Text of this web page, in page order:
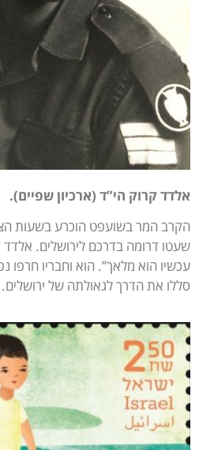
אלדד קרוק הי”ד (ארכיון שפיים).
הקרב המר בשועפט הוכרע בשעות
שעטו דרומה בדרכם לירושלים.
עכשיו הוא מלאך”. הוא וחבריו חרפו
סללו את הדרך לגאולתה של ירושלים.